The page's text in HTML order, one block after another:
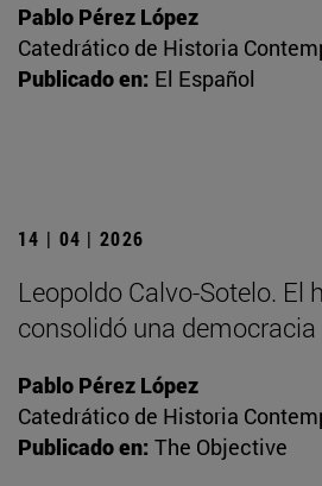
Pablo Pérez López
Catedrático de Historia
Publicado en: El Español
14 | 04 | 2026
Leopoldo Calvo-Sotelo. El
consolidó una
Pablo Pérez López
Catedrático de Historia
Publicado en: The Objective